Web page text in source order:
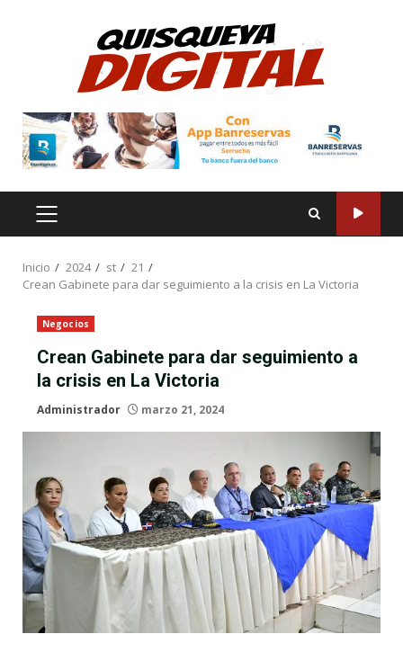
MENÚ
PRINCIPAL
Inicio 2024 st
21
Crean Gabinete para dar seguimiento a la crisis en La Victoria
Negocios
Crean Gabinete para dar seguimiento a
la crisis en La Victoria
Administrador marzo 21, 2024